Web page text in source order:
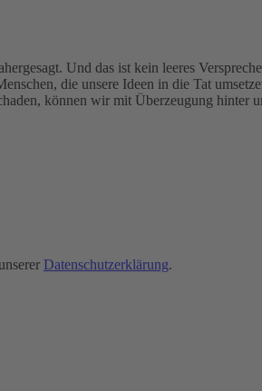
Und das ist kein leeres
die unsere Ideen in die Tat
können wir mit Überzeugung hinter
Datenschutzerklärung.